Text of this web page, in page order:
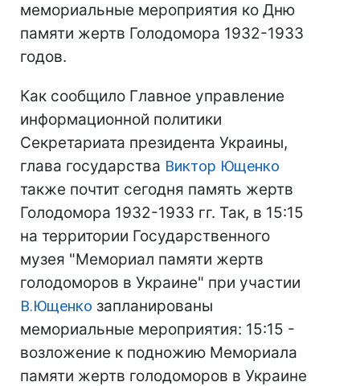
мемориальные мероприятия ко Дню
памяти жертв Голодомора 1932-1933
годов.
Как сообщило Главное управление
информационной политики
Секретариата президента Украины,
глава государства Виктор Ющенко
также почтит сегодня память жертв
Голодомора 1932-1933 гг. Так, в 15:15
на территории Государственного
музея "Мемориал памяти жертв
голодоморов в Украине" при участии
В.Ющенко запланированы
мемориальные мероприятия: 15:15 -
возложение к подножию Мемориала
памяти жертв голодоморов в Украине